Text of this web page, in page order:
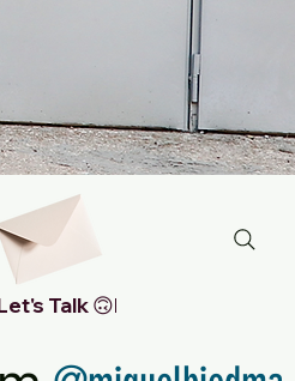
Talk 🙃